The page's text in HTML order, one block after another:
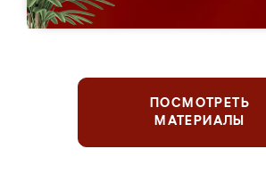
ПОСМОТРЕТЬ
МАТЕРИАЛЫ